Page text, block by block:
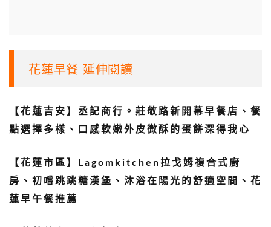
花蓮早餐 延伸閱讀
【花蓮吉安】丞記商行。莊敬路新開幕早餐店、餐
點選擇多樣、口感軟嫩外皮微酥的蛋餅深得我心
【花蓮市區】Lagomkitchen拉戈姆複合式廚
房、初嚐跳跳糖漢堡、沐浴在陽光的舒適空間、花
蓮早午餐推薦